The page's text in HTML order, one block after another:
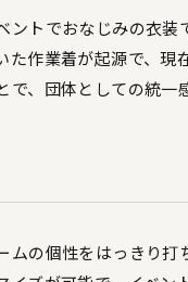
ントでおなじみの衣装
た作業着が起源で、現
で、団体としての統一
ムの個性をはっきり打